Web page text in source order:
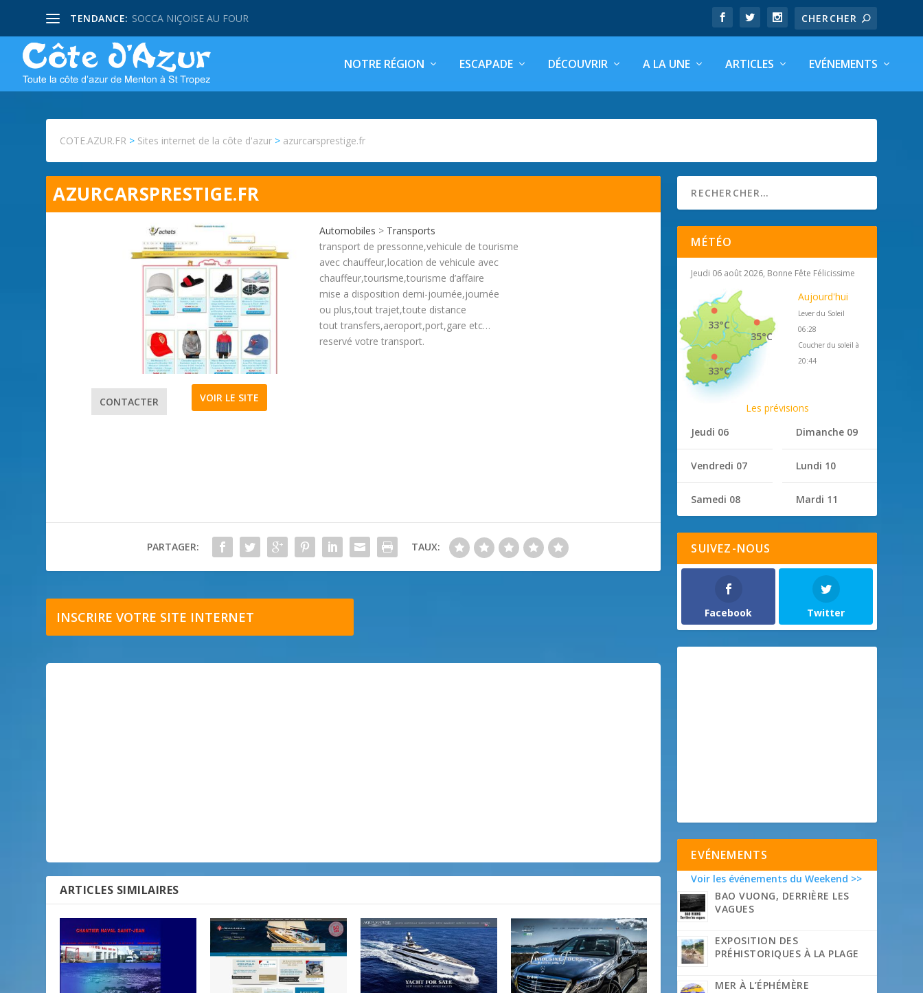
TENDANCE: SOCCA NIÇOISE AU FOUR
NOTRE RÉGION ESCAPADE DÉCOUVRIR A LA UNE ARTICLES EVÉNEMENTS
COTE.AZUR.FR > Sites internet de la côte d'azur > azurcarsprestige.fr
AZURCARSPRESTIGE.FR
Automobiles > Transports
transport de pressonne,vehicule de tourisme
avec chauffeur,location de vehicule avec
chauffeur,tourisme,tourisme d’affaire
mise a disposition demi-journée,journée
ou plus,tout trajet,toute distance
tout transfers,aeroport,port,gare etc…
reservé votre transport.
CONTACTER VOIR LE SITE
PARTAGER: TAUX:
INSCRIRE VOTRE SITE INTERNET
ARTICLES SIMILAIRES
MÉTÉO
Jeudi 06 août 2026, Bonne Fête Félicissime
35°C
33°C
33°C
Aujourd'hui
Lever du Soleil
06:28
Coucher du soleil à
20:44
Les prévisions
Jeudi 06
Vendredi 07
Samedi 08
Dimanche 09
Lundi 10
Mardi 11
SUIVEZ-NOUS
Facebook Twitter
EVÉNEMENTS
Voir les événements du Weekend >>
BAO VUONG, DERRIÈRE LES
VAGUES
EXPOSITION DES
PRÉHISTORIQUES À LA PLAGE
MER À L’ÉPHÉMÈRE